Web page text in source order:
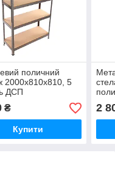
поличний
2000х810х810, 5
ДСП
₴
Купити
2